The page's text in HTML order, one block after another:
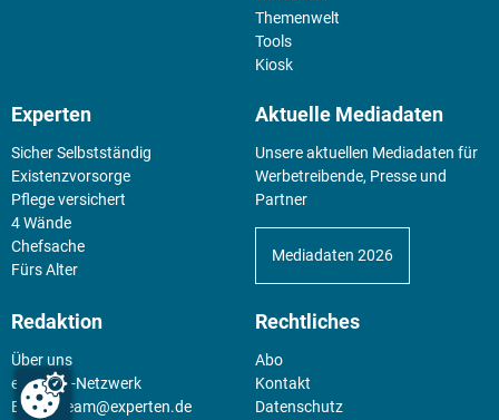
Themenwelt
Tools
Kiosk
Experten
Sicher Selbstständig
Existenz­vorsorge
Pflege versichert
4 Wände
Chefsache
Fürs Alter
Aktuelle Mediadaten
Unsere aktuellen Mediadaten für
Werbetreibende, Presse und
Partner
Mediadaten 2026
Redaktion
Über uns
experten-Netzwerk
E-Mail:
team@experten.de
Rechtliches
Abo
Kontakt
Datenschutz